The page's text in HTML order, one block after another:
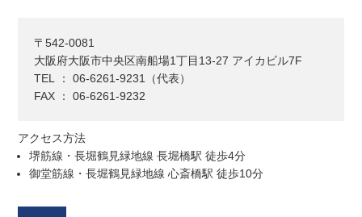
〒542-0081
大阪府大阪市中央区南船場1丁目13-27 アイカビル7F
TEL ： 06-6261-9231（代表）
FAX ： 06-6261-9232
アクセス方法
堺筋線・長堀鶴見緑地線 長堀橋駅 徒歩4分
御堂筋線・長堀鶴見緑地線 心斎橋駅 徒歩10分